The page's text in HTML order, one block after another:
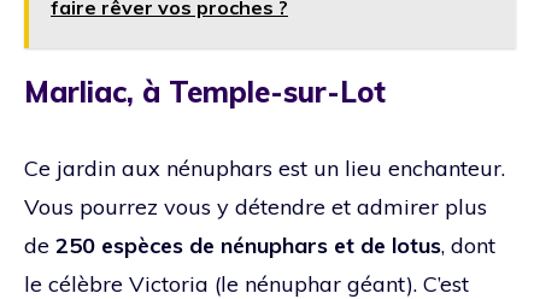
faire rêver vos proches ?
Marliac, à Temple-sur-Lot
Ce jardin aux nénuphars est un lieu enchanteur.
Vous pourrez vous y détendre et admirer plus
de 250 espèces de nénuphars et de lotus, dont
le célèbre Victoria (le nénuphar géant). C’est